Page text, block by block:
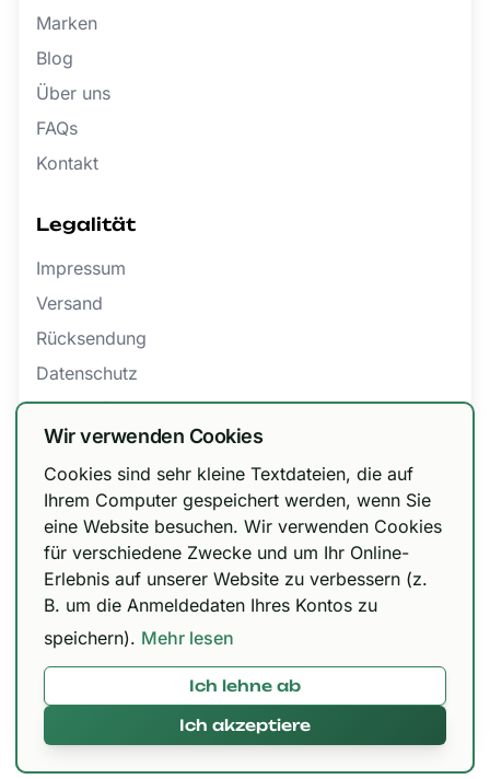
Marken
Blog
Über uns
FAQs
Kontakt
Legalität
Impressum
Versand
Rücksendung
Datenschutz
Barrierefreiheit
AGB
Bestellung widerrufen
Zertifizierungen
Mit 🌱 in Paderborn gemacht © 2026,420brokkoli.de
Wir haben unsere Versandoptionen
angepasst!
DHL Paket 6,99 € / kostenfrei ab 150 €, Urbify
11,99 € / kostenfrei ab 300 € und DHL Express
Wir verwenden Cookies
Cookies sind sehr kleine Textdateien, die auf
Ihrem Computer gespeichert werden, wenn Sie
eine Website besuchen. Wir verwenden Cookies
für verschiedene Zwecke und um Ihr Online-
Erlebnis auf unserer Website zu verbessern (z.
B. um die Anmeldedaten Ihres Kontos zu
speichern). Mehr lesen
Ich lehne ab
Ich akzeptiere